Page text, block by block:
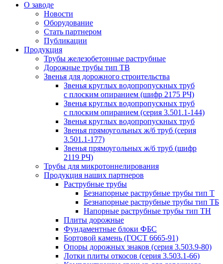
О заводе
Новости
Оборудование
Стать партнером
Публикации
Продукция
Трубы железобетонные раструбные
Дорожные трубы тип ТВ
Звенья для дорожного строительства
Звенья круглых водопропускных труб
с плоским опиранием (шифр 2175 РЧ)
Звенья круглых водопропускных труб
с плоским опиранием (серия 3.501.1-144)
Звенья круглых водопропускных труб
Звенья прямоугольных ж/б труб (cерия
3.501.1-177)
Звенья прямоугольных ж/б труб (шифр
2119 РЧ)
Трубы для микротоннелирования
Продукция наших партнеров
Раструбные трубы
Безнапорные раструбные трубы тип Т
Безнапорные раструбные трубы тип ТБ
Напорные раструбные трубы тип ТН
Плиты дорожные
Фундаментные блоки ФБС
Бортовой камень (ГОСТ 6665-91)
Опоры дорожных знаков (серия 3.503.9-80)
Лотки плиты откосов (серия 3.503.1-66)